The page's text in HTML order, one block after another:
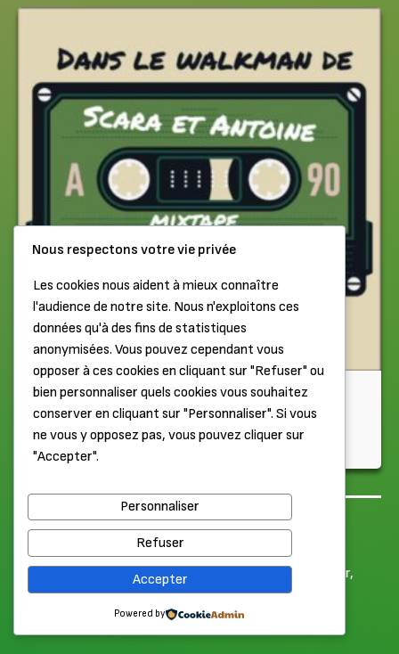
Chiptune
Dans le Walkman de Scarabetty et Antoine (Partie 1)
Il y a 1 semaine
Haut de page Mentions légales
© 2026 Label Élabète. Tous droits réservés.
Merci à nos Patrons Or pour leur soutien : Pierre Goodcar,
Antinéa,Nic'o'ciné,Wakkun,Lakaelie,Jerell,Anthonome
Nicolas et Marine,Clara,Cedric
Nous respectons votre vie privée
Les cookies nous aident à mieux connaître
l'audience de notre site. Nous n'exploitons ces
données qu'à des fins de statistiques
anonymisées. Vous pouvez cependant vous
opposer à ces cookies en cliquant sur "Refuser" ou
bien personnaliser quels cookies vous souhaitez
conserver en cliquant sur "Personnaliser". Si vous
ne vous y opposez pas, vous pouvez cliquer sur
"Accepter".
Personnaliser
Refuser
Accepter
Powered by